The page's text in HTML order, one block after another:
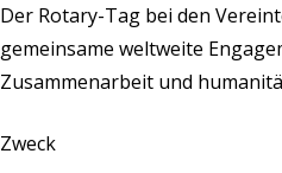
Der Rotary-Tag bei den
gemeinsame weltweite
Zusammenarbeit und
Zweck